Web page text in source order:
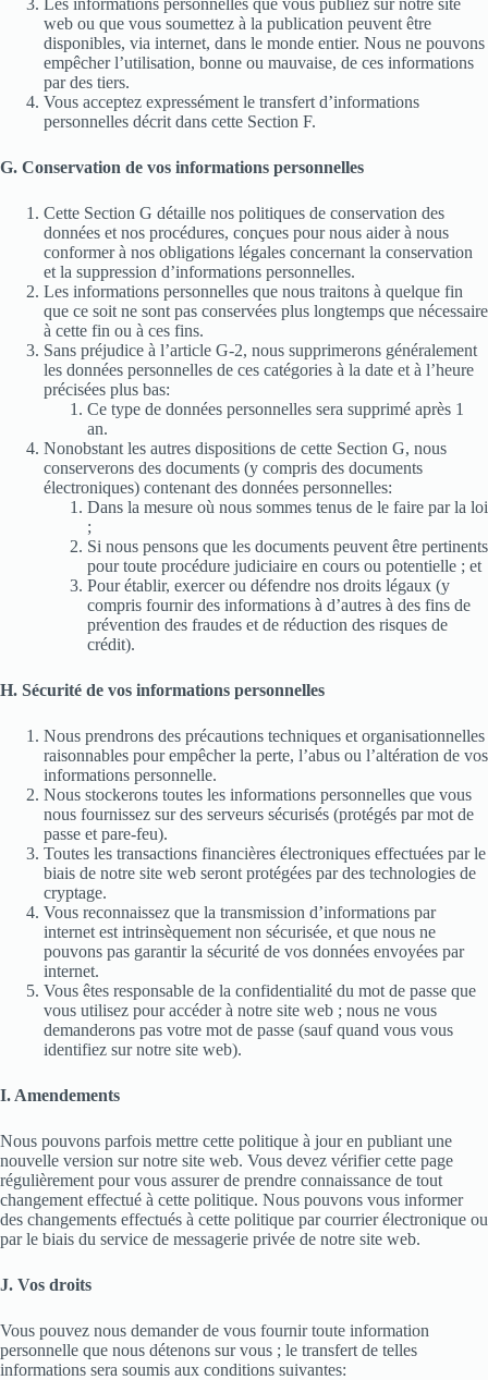
Les informations personnelles que vous publiez sur notre site
web ou que vous soumettez à la publication peuvent être
disponibles, via internet, dans le monde entier. Nous ne pouvons
empêcher l’utilisation, bonne ou mauvaise, de ces informations
par des tiers.
Vous acceptez expressément le transfert d’informations
personnelles décrit dans cette Section F.
G. Conservation de vos informations personnelles
Cette Section G détaille nos politiques de conservation des
données et nos procédures, conçues pour nous aider à nous
conformer à nos obligations légales concernant la conservation
et la suppression d’informations personnelles.
Les informations personnelles que nous traitons à quelque fin
que ce soit ne sont pas conservées plus longtemps que nécessaire
à cette fin ou à ces fins.
Sans préjudice à l’article G-2, nous supprimerons généralement
les données personnelles de ces catégories à la date et à l’heure
précisées plus bas:
Ce type de données personnelles sera supprimé après 1
an.
Nonobstant les autres dispositions de cette Section G, nous
conserverons des documents (y compris des documents
électroniques) contenant des données personnelles:
Dans la mesure où nous sommes tenus de le faire par la loi
;
Si nous pensons que les documents peuvent être pertinents
pour toute procédure judiciaire en cours ou potentielle ; et
Pour établir, exercer ou défendre nos droits légaux (y
compris fournir des informations à d’autres à des fins de
prévention des fraudes et de réduction des risques de
crédit).
H. Sécurité de vos informations personnelles
Nous prendrons des précautions techniques et organisationnelles
raisonnables pour empêcher la perte, l’abus ou l’altération de vos
informations personnelle.
Nous stockerons toutes les informations personnelles que vous
nous fournissez sur des serveurs sécurisés (protégés par mot de
passe et pare-feu).
Toutes les transactions financières électroniques effectuées par le
biais de notre site web seront protégées par des technologies de
cryptage.
Vous reconnaissez que la transmission d’informations par
internet est intrinsèquement non sécurisée, et que nous ne
pouvons pas garantir la sécurité de vos données envoyées par
internet.
Vous êtes responsable de la confidentialité du mot de passe que
vous utilisez pour accéder à notre site web ; nous ne vous
demanderons pas votre mot de passe (sauf quand vous vous
identifiez sur notre site web).
I. Amendements
Nous pouvons parfois mettre cette politique à jour en publiant une
nouvelle version sur notre site web. Vous devez vérifier cette page
régulièrement pour vous assurer de prendre connaissance de tout
changement effectué à cette politique. Nous pouvons vous informer
des changements effectués à cette politique par courrier électronique ou
par le biais du service de messagerie privée de notre site web.
J. Vos droits
Vous pouvez nous demander de vous fournir toute information
personnelle que nous détenons sur vous ; le transfert de telles
informations sera soumis aux conditions suivantes: